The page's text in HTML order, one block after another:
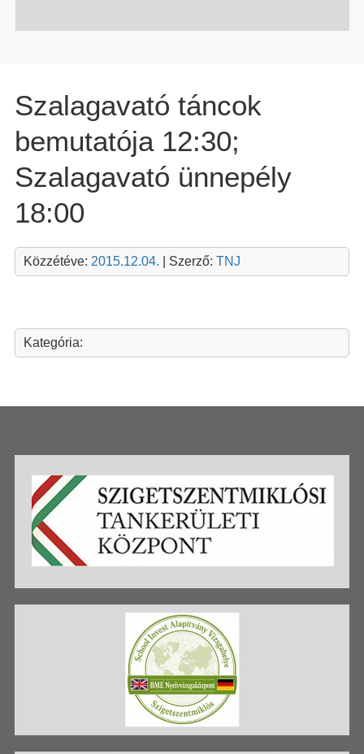
Szalagavató táncok
bemutatója 12:30;
Szalagavató ünnepély
18:00
Közzétéve: 2015.12.04. | Szerző: TNJ
Kategória: